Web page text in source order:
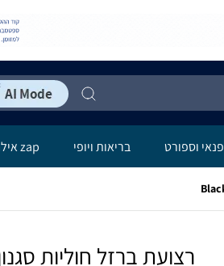
פנאי וספורט בריאות ויופי zap אילת